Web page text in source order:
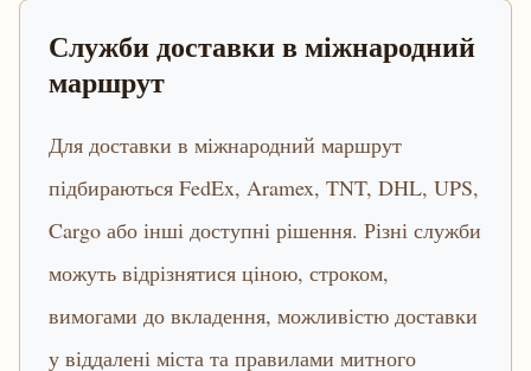
Служби доставки в міжнародний
маршрут
Для доставки в міжнародний маршрут
підбираються FedEx, Aramex, TNT, DHL, UPS,
Cargo або інші доступні рішення. Різні служби
можуть відрізнятися ціною, строком,
вимогами до вкладення, можливістю доставки
у віддалені міста та правилами митного